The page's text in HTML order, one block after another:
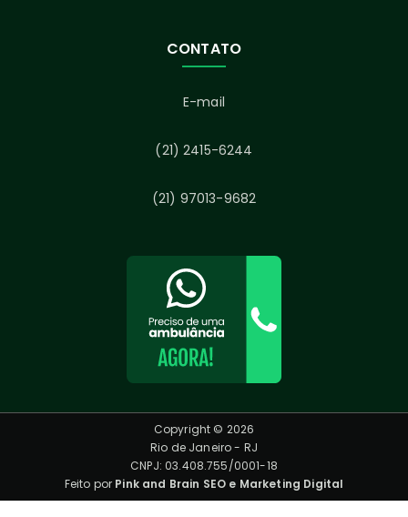
CONTATO
E-mail
(21) 2415-6244
(21) 97013-9682
Copyright © 2026
Rio de Janeiro - RJ
CNPJ: 03.408.755/0001-18
Feito por Pink and Brain SEO e Marketing Digital